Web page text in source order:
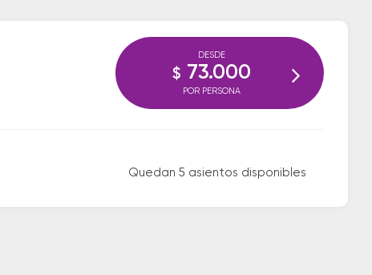
Quedan 5 asientos disponibles
DESDE
$ 73.000
POR PERSONA